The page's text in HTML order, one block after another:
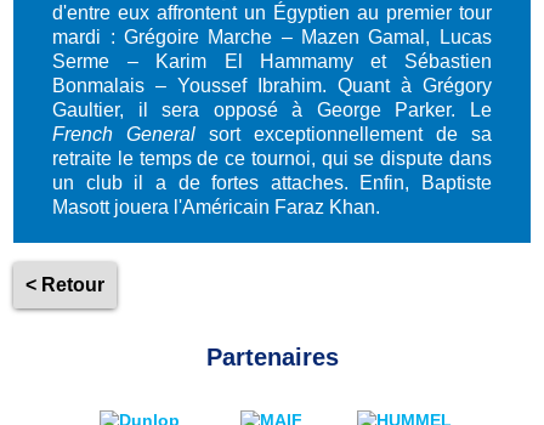
d'entre eux affrontent un Égyptien au premier tour
mardi : Grégoire Marche – Mazen Gamal, Lucas
Serme – Karim El Hammamy et Sébastien
Bonmalais – Youssef Ibrahim. Quant à Grégory
Gaultier, il sera opposé à George Parker. Le
French General sort exceptionnellement de sa
retraite le temps de ce tournoi, qui se dispute dans
un club il a de fortes attaches. Enfin, Baptiste
Masott jouera l'Américain Faraz Khan.
< Retour
Partenaires